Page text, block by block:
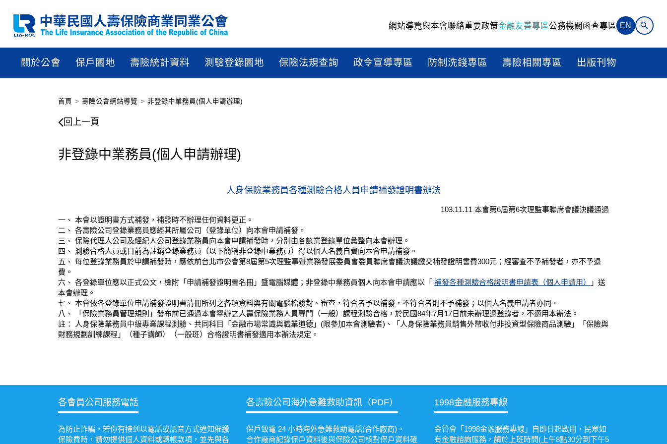
網站導覽與本會聯絡重要政策金融友善專區公務機關函查專區 EN
關於公會 保戶園地 壽險統計資料 測驗登錄園地 保險法規查詢 政令宣導專區 防制洗錢專區 壽險相關專區 出版刊物
非登錄中業務員(個人申請辦理)
首頁 壽險公會網站導覽 非登錄中業務員(個人申請辦理)
回上一頁
非登錄中業務員(個人申請辦理)
人身保險業務員各種測驗合格人員申請補發證明書辦法
103.11.11 本會第6屆第6次理監事聯席會議決議通過
一、 本會以證明書方式補發，補發時不辦理任何資料更正。
二、 各壽險公司登錄業務員應經其所屬公司（登錄單位）向本會申請補發。
三、 保險代理人公司及經紀人公司登錄業務員向本會申請補發時，分別由各該業登錄單位彙整向本會辦理。
四、 測驗合格人員或目前為註銷登錄業務員（以下簡稱非登錄中業務員）得以個人名義自費向本會申請補發。
五、 每位登錄業務員於申請補發時，應依前台北市公會第8屆第5次理監事暨業務發展委員會委員聯席會議決議繳交補發證明書費300元；經審查不予補發者，亦不予退
費。
六、 各登錄單位應以正式公文，檢附「申請補發證明書名冊」暨電腦媒體；非登錄中業務員個人向本會申請應以「 補發各種測驗合格證明書申請表（個人申請用）
」送
本會辦理。
七、 本會依各登錄單位申請補發證明書清冊所列之各項資料與有關電腦檔驗對、審查，符合者予以補發，不符合者則不予補發；以個人名義申請者亦同。
八、 「保險業務員管理規則」發布前已通過本會舉辦之人壽保險業務人員專門（一般）課程測驗合格，於民國84年7月17日前未辦理過登錄者，不適用本辦法。
註： 人身保險業務員中級專業課程測驗、共同科目「金融市場常識與職業道德」(限參加本會測驗者)、「人身保險業務員銷售外幣收付非投資型保險商品測驗」「保險與
財務規劃訓練課程」（種子講師）（一般班）合格證明書補發適用本辦法規定。
各會員公司服務電話
為防止詐騙，若你有接到以電話或語音方式通知催繳
保險費時，請勿提供個人資料或轉帳款項，並先與各
各壽險公司海外急難救助資訊（PDF）
保戶致電 24 小時海外急難救助電話(合作廠商)。
合作廠商記錄保戶資料後與保險公司核對保戶資料確
1998金融服務專線
金管會「1998金融服務專線」自即日起啟用，民眾如
有金融諮詢服務，請於上班時間(上午8點30分到下午5